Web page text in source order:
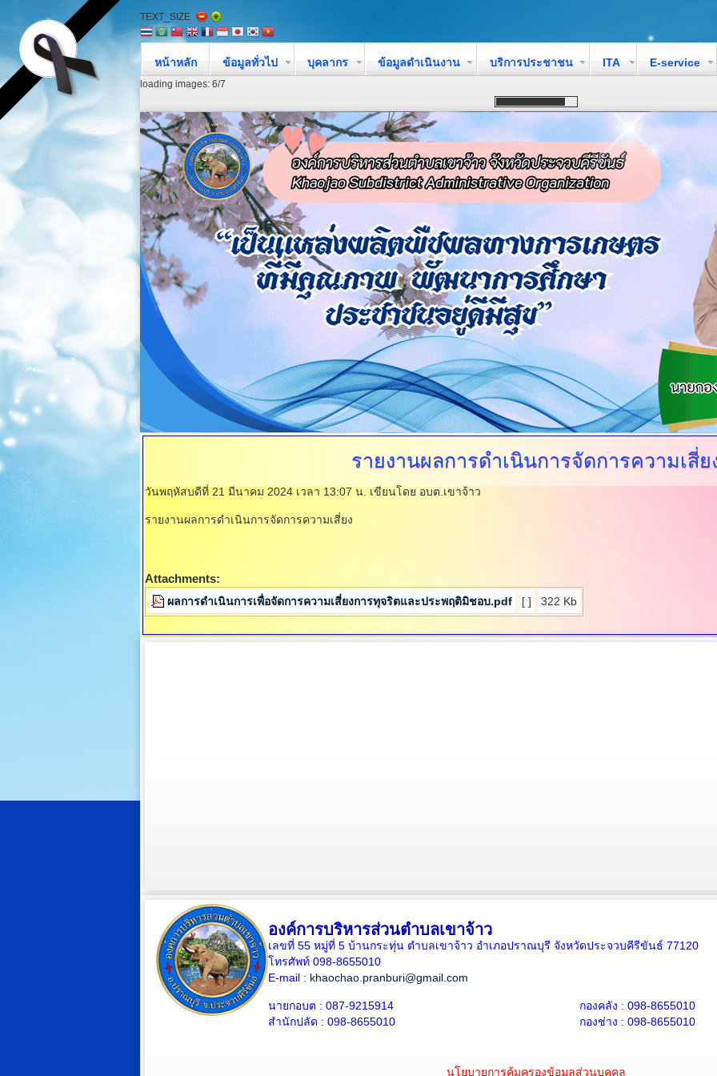
TEXT_SIZE
หน้าหลัก ข้อมูลทั่วไป บุคลากร ข้อมูลดำเนินงาน บริการประชาชน ITA E-service
loading images: 6/7
รายงานผลการดำเนินการจัดการความเสี่ย
วันพฤหัสบดีที่ 21 มีนาคม 2024 เวลา 13:07 น. เขียนโดย อบต.เขาจ้าว
รายงานผลการดำเนินการจัดการความเสี่ยง
Attachments:
ผลการดำเนินการเพื่อจัดการความเสี่ยงการทุจริตและประพฤติมิชอบ.pdf [ ] 322 Kb
องค์การบริหารส่วนตำบลเขาจ้าว
เลขที่ 55 หมู่ที่ 5 บ้านกระทุ่น ตำบลเขาจ้าว อำเภอปราณบุรี จังหวัดประจวบคีรีขันธ์ 77120
โทรศัพท์ 098-8655010
E-mail : khaochao.pranburi@gmail.com
นายกอบต : 087-9215914
สำนักปลัด : 098-8655010
กองคลัง : 098-8655010
กองช่าง : 098-8655010
นโยบายการคุ้มครองข้อมูลส่วนบุคคล